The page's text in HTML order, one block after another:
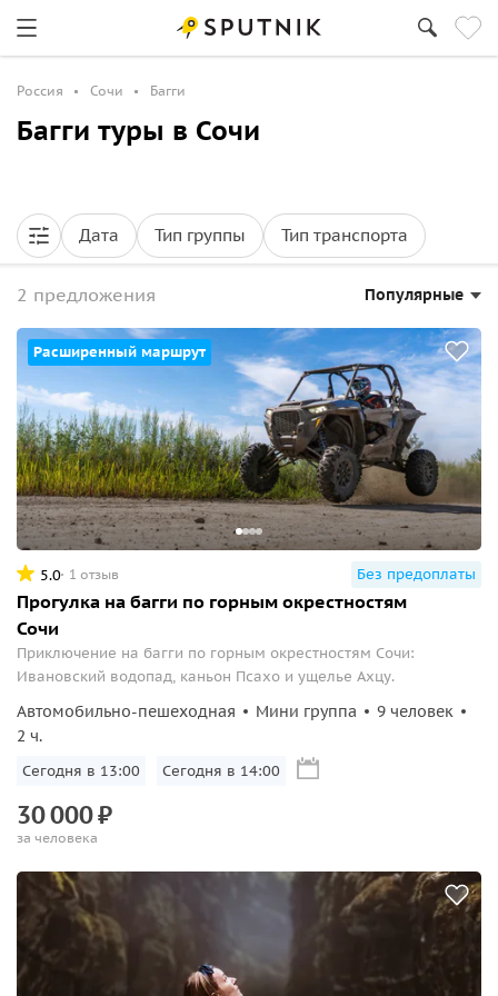
Россия Сочи Багги
Багги туры в Сочи
Дата Тип группы Тип транспорта
2 предложения Популярные
Расширенный маршрут
5.0 1 отзыв Без предоплаты
Прогулка на багги по горным окрестностям
Сочи
Приключение на багги по горным окрестностям Сочи:
Ивановский водопад, каньон Псахо и ущелье Ахцу.
Автомобильно-пешеходная Мини группа
9 человек
2 ч.
Сегодня в 13:00 Сегодня в 14:00
30000₽
за человека